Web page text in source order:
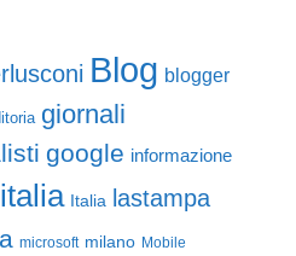
Blog blogger
giornali
google informazione
italia Italia lastampa
microsoft milano Mobile